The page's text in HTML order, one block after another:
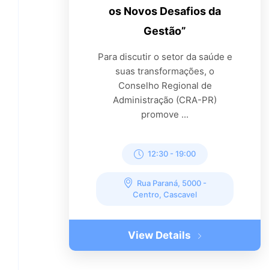
os Novos Desafios da
Gestão”
Para discutir o setor da saúde e
suas transformações, o
Conselho Regional de
Administração (CRA-PR)
promove ...
12:30 -19:00
Rua Paraná, 5000 -
Centro, Cascavel
View Details